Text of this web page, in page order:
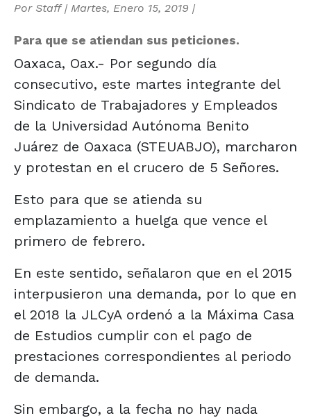
Por Staff| Martes, Enero 15, 2019 |
Para que se atiendan sus peticiones.
Oaxaca, Oax.- Por segundo día
consecutivo, este martes integrante del
Sindicato de Trabajadores y Empleados
de la Universidad Autónoma Benito
Juárez de Oaxaca (STEUABJO), marcharon
y protestan en el crucero de 5 Señores.
Esto para que se atienda su
emplazamiento a huelga que vence el
primero de febrero.
En este sentido, señalaron que en el 2015
interpusieron una demanda, por lo que en
el 2018 la JLCyA ordenó a la Máxima Casa
de Estudios cumplir con el pago de
prestaciones correspondientes al periodo
de demanda.
Sin embargo, a la fecha no hay nada